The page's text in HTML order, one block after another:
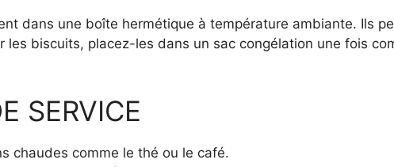
dans une boîte hermétique à température ambiante. Ils
les biscuits, placez-les dans un sac congélation une fois
SERVICE
chaudes comme le thé ou le café.